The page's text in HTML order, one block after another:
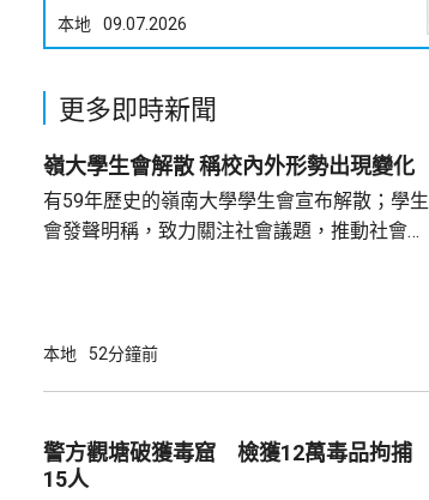
本地 09.07.2026
更多即時新聞
嶺大學生會解散 稱校內外形勢出現變化
有59年歷史的嶺南大學學生會宣布解散；學生
會發聲明稱，致力關注社會議題，推動社會進
承認學生會，導致學生會無法在校內提供服
生會完全失去運作空間。 對於近年多間院校學
生會相繼解散，他認為是學界以至...
本地 52分鐘前
警方觀塘破獲毒窟 檢獲12萬毒品拘捕
15人